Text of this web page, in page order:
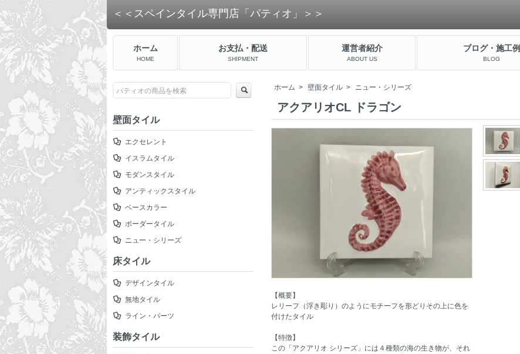
＜＜スペインタイル専門店「パティオ」＞＞
ホーム
HOME
お支払・配送
SHIPMENT
運営者紹介
ABOUT US
ブログ・施工例
BLOG
ホーム > 壁面タイル > ニュー・シリーズ
アクアリオCL ドラゴン
【概要】
レリーフ（浮き彫り）のようにモチーフを形どりその上に色を
付けたタイル
【特徴】
この「アクアリオ シリーズ」には４種類の海の生き物が、それ
壁面タイル
エクセレント
イスラムタイル
モダンスタイル
アンティックスタイル
ベースカラー
ボーダータイル
ニュー・シリーズ
床タイル
デザインタイル
無地タイル
ライン・パーツ
装飾タイル